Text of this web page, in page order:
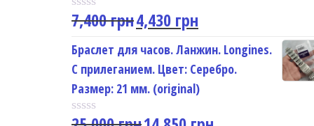
R
t
e
d
0
o
u
t
7,400грн4,430 грн
Браслет для часов. Ланжин. Longines.
С прилеганием. Цвет: Серебро.
Размер: 21 мм. (original)
R